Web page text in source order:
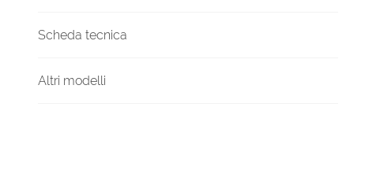
Scheda tecnica
Altri modelli